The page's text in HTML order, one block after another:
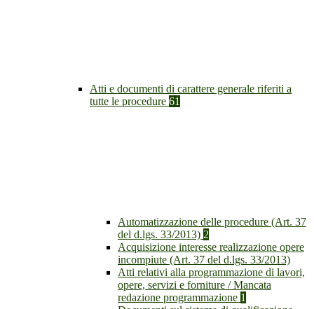
Atti e documenti di carattere generale riferiti a
tutte le procedure 61
Automatizzazione delle procedure (Art. 37
del d.lgs. 33/2013) 2
Acquisizione interesse realizzazione opere
incompiute (Art. 37 del d.lgs. 33/2013)
Atti relativi alla programmazione di lavori,
opere, servizi e forniture / Mancata
redazione programmazione 1